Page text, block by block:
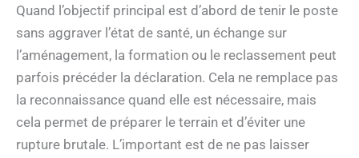
Quand l’objectif principal est d’abord de tenir le poste
sans aggraver l’état de santé, un échange sur
l’aménagement, la formation ou le reclassement peut
parfois précéder la déclaration. Cela ne remplace pas
la reconnaissance quand elle est nécessaire, mais
cela permet de préparer le terrain et d’éviter une
rupture brutale. L’important est de ne pas laisser